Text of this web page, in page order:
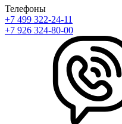
Телефоны
+7 499 322-24-11
+7 926 324-80-00